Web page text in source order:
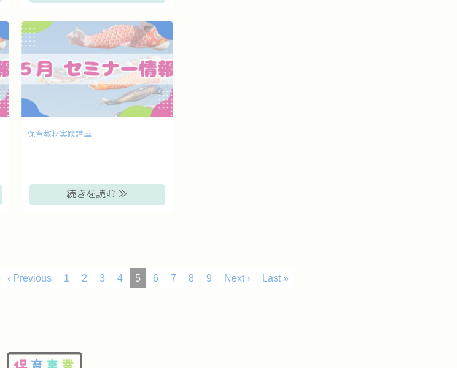
保育教材実践講座
続きを読む ≫
‹ Previous 1 2 3 4 5 6 7 8 9 Next › Last »